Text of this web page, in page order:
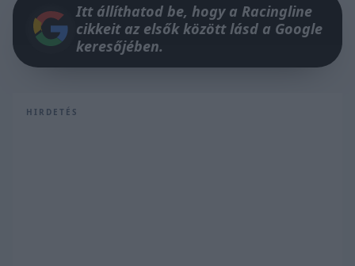
Itt állíthatod be, hogy a Racingline
cikkeit az elsők között lásd a Google
keresőjében.
HIRDETÉS